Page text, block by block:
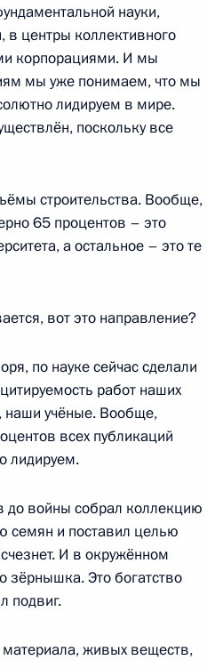
съезда
науки,
в центры коллективного
корпорациями. И мы
мы уже понимаем, что мы
лидируем в мире.
поскольку все
строительства. Вообще,
65 процентов – это
а остальное – это те
вот это направление?
по науке сейчас сделали
работ наших
учёные. Вообще,
всех публикаций
лидируем.
до войны собрал коллекцию
семян и поставил целью
И в окружённом
зёрнышка. Это богатство
подвиг.
материала, живых веществ,